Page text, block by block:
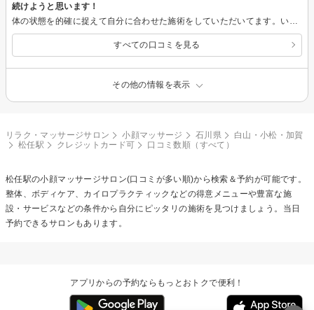
続けようと思います！
すべての口コミを見る
その他の情報を表示
リラク・マッサージサロン 小顔マッサージ 石川県
白山・小松・加賀
松任駅
クレジットカード可 口コミ数順（すべて）
松任駅の小顔マッサージサロン(口コミが多い順)から検索＆予約が可能です。
整体、ボディケア、カイロプラクティックなどの得意メニューや豊富な施
設・サービスなどの条件から自分にピッタリの施術を見つけましょう。当日
予約できるサロンもあります。
アプリからの予約ならもっとおトクで便利！